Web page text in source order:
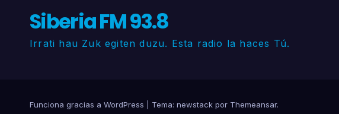
Siberia FM 93.8
Irrati hau Zuk egiten duzu. Esta radio la haces Tú.
Funciona gracias a WordPress Tema: newstack por Themeansar.